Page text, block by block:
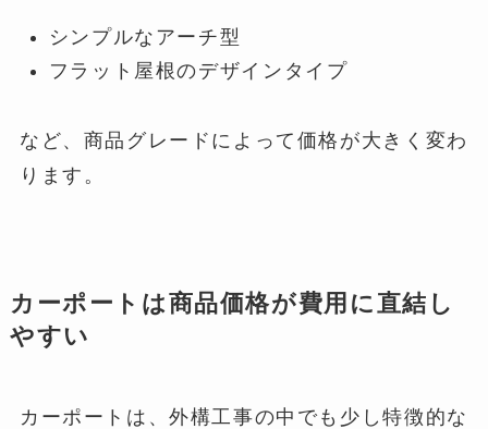
シンプルなアーチ型
フラット屋根のデザインタイプ
など、商品グレードによって価格が大きく変わ
ります。
カーポートは商品価格が費用に直結し
やすい
カーポートは、外構工事の中でも少し特徴的な